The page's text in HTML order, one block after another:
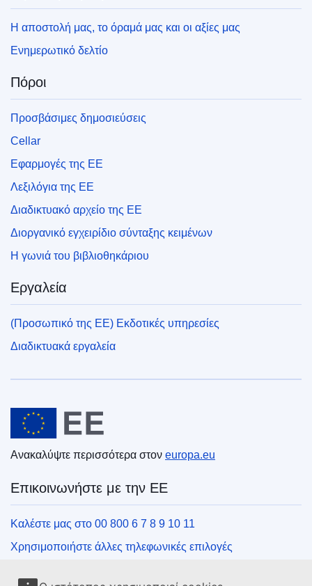
Η αποστολή μας, το όραμά μας και οι αξίες μας
Ενημερωτικό δελτίο
Πόροι
Προσβάσιμες δημοσιεύσεις
Cellar
Εφαρμογές της ΕΕ
Λεξιλόγια της ΕΕ
Διαδικτυακό αρχείο της ΕΕ
Διοργανικό εγχειρίδιο σύνταξης κειμένων
Η γωνιά του βιβλιοθηκάριου
Εργαλεία
(Προσωπικό της ΕΕ) Εκδοτικές υπηρεσίες
Διαδικτυακά εργαλεία
Ευρωπαϊκή Ένωση
Ανακαλύψτε περισσότερα στον europa.eu
Επικοινωνήστε με την ΕΕ
Καλέστε μας στο 00 800 6 7 8 9 10 11
Χρησιμοποιήστε άλλες τηλεφωνικές επιλογές